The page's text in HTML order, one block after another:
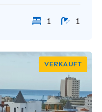
1 1
VERKAUFT